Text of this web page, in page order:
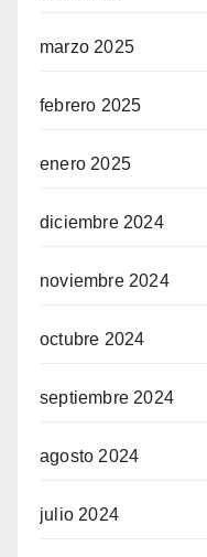
marzo 2025
febrero 2025
enero 2025
diciembre 2024
noviembre 2024
octubre 2024
septiembre 2024
agosto 2024
julio 2024